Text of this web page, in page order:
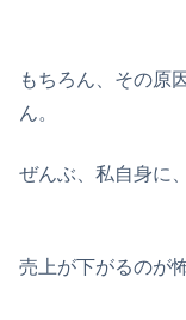
もちろん、その原
ん。
ぜんぶ、私自身に
売上が下がるのが